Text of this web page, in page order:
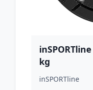
kg
inSPORTline